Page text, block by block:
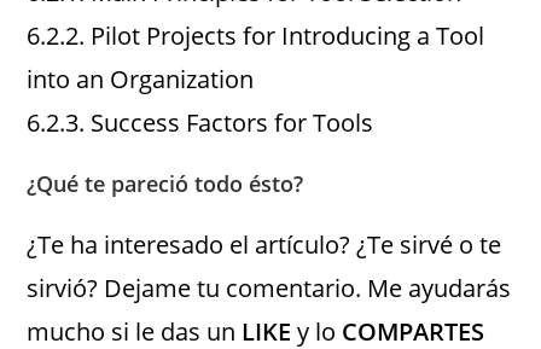
6.2.2. Pilot Projects for Introducing a Tool
into an Organization
6.2.3. Success Factors for Tools
¿Qué te pareció todo ésto?
¿Te ha interesado el artículo? ¿Te sirvé o te
sirvió? Dejame tu comentario. Me ayudarás
mucho si le das un LIKE y lo COMPARTES